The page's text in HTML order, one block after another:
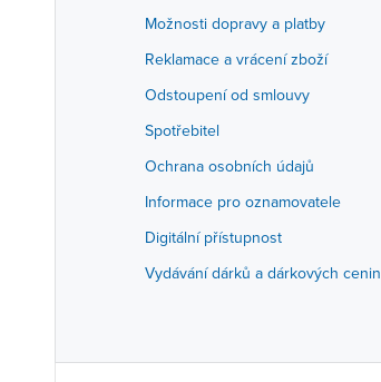
Možnosti dopravy a platby
Reklamace a vrácení zboží
Odstoupení od smlouvy
Spotřebitel
Ochrana osobních údajů
Informace pro oznamovatele
Digitální přístupnost
Vydávání dárků a dárkových cenin